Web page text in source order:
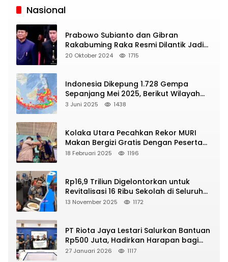
Nasional
Prabowo Subianto dan Gibran
Rakabuming Raka Resmi Dilantik Jadi
Presiden dan Wapres RI
20 Oktober 2024 1715
Indonesia Dikepung 1.728 Gempa
Sepanjang Mei 2025, Berikut Wilayah
Yang Intens Diguncang!
3 Juni 2025 1438
Kolaka Utara Pecahkan Rekor MURI
Makan Bergizi Gratis Dengan Peserta
Terbanyak
18 Februari 2025 1196
Rp16,9 Triliun Digelontorkan untuk
Revitalisasi 16 Ribu Sekolah di Seluruh
Indonesia
13 November 2025 1172
PT Riota Jaya Lestari Salurkan Bantuan
Rp500 Juta, Hadirkan Harapan bagi
Korban Bencana di Sumatera
27 Januari 2026 1117